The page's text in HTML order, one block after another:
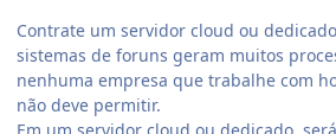
Contrate um servidor cloud ou
sistemas de foruns geram muitos
nenhuma empresa que trabalhe com
não deve permitir.